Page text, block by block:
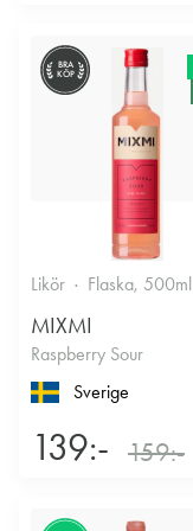
BRA
KÖP
Likör Flaska, 500ml
MIXMI
Raspberry Sour
Sverige
139:- 159:-